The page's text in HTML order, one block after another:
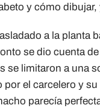
y cómo
a la planta
se dio cuenta
se limitaron a una
el carcelero y
parecía